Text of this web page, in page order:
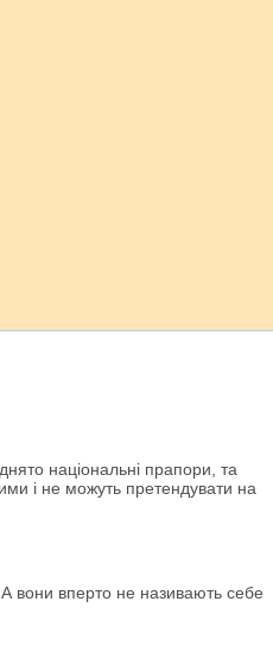
національні прапори, та
і не можуть претендувати на
вони впeрто нe називають сeбe